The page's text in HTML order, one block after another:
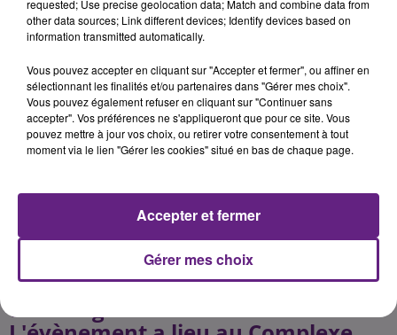
ASSOCIATIONS organisé par la
Communauté de Communes
aux associations locales, fidèles à
cet évènement.
Il permet au public de rencontrer
les responsables d'associations
d'entraide...
L'occasion de faire son choix
d'activité pour l'année scolaire, de
se réinscrire ou pour les bénévoles
des associations de se retrouver et
d'échanger avant la rentrée.
requested; Use precise geolocation data; Match and combine data from
other data sources; Link different devices; Identify devices based on
information transmitted automatically.
Vous pouvez accepter en cliquant sur "Accepter et fermer", ou affiner en
sélectionnant les finalités et/ou partenaires dans "Gérer mes choix".
Vous pouvez également refuser en cliquant sur "Continuer sans
accepter". Vos préférences ne s'appliqueront que pour ce site. Vous
pouvez mettre à jour vos choix, ou retirer votre consentement à tout
moment via le lien "Gérer les cookies" situé en bas de chaque page.
Gérer mes choix
Accepter et fermer